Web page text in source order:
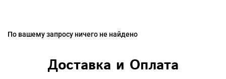
По вашему запросу ничего не найдено
Доставка и Оплата